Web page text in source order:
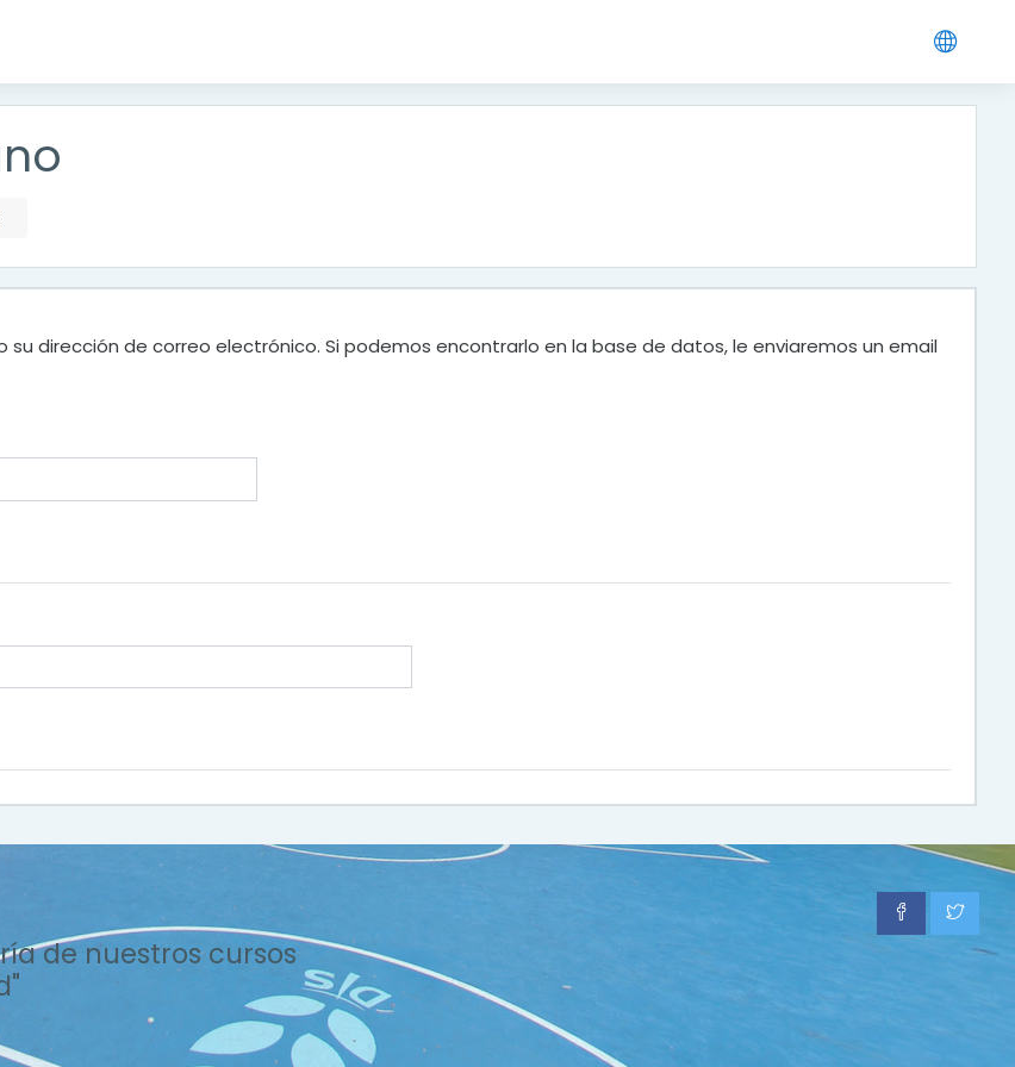
dirección de correo electrónico. Si podemos encontrarlo en la base de datos, le enviaremos un email
de nuestros cursos